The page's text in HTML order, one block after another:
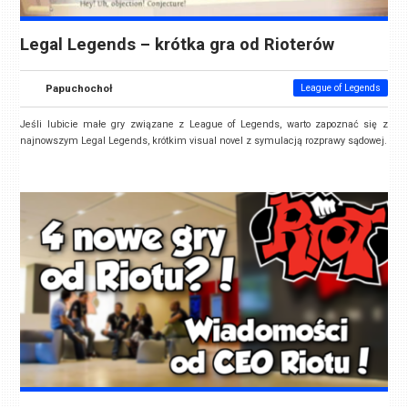
Legal Legends – krótka gra od Rioterów
Papuchochoł League of Legends
Jeśli lubicie małe gry związane z League of Legends, warto zapoznać się z
najnowszym Legal Legends, krótkim visual novel z symulacją rozprawy sądowej.